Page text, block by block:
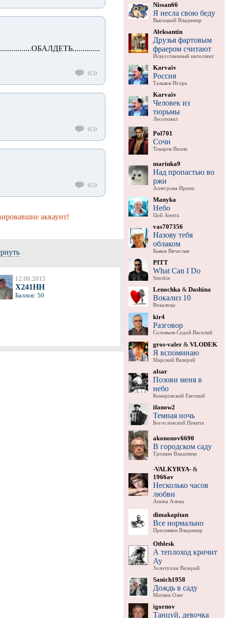
аккаунт!
12.08.2015
X241HH
Баллов: 50
Nissan66
Я несла свою беду
Высоцкий Владимир
Aleksantin
Друзья фартовым
фраером считают
Искусственный интеллект
Karvaiv
Россия
Тальков Игорь
Karvaiv
Человек из
тюрьмы
Лесоповал
Pol701
Сочи
Токарев Вилли
marinka9
Над пропастью во
ржи
Аллегрова Ирина
Manyka
Небо
Цой Анита
vas707356
Назову тебя
облаком
Быков Вячеслав
PITT
What Can I Do
Smokie
Lenochka & Dashina
Вокализ 10
Вокализы
kir4
Разговор
Соловьев-Седой Василий
gros-valer& VLODEK
Я вспоминаю
Марский Валерий
alsar
Позови меня в
небо
Кемеровский Евгений
ifanow2
Темная ночь
Богословский Никита
akononov6690
В городском саду
Трошин Владимир
-VALKYRYA-&
1966av
Несколько часов
любви
Апина Алена
dimakapitan
Все нормально
Пресняков Владимир
Otblesk
А теплоход кричит
Ау
Золотухин Валерий
Sanich1958
Дождь в саду
Митяев Олег
igornov
Танцуй, девочка